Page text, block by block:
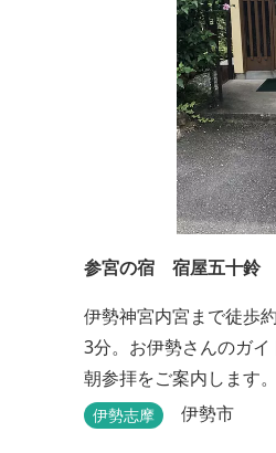
参宮の宿 宿屋五十鈴
伊勢神宮内宮まで徒歩
3分。お伊勢さんのガ
朝参拝をご案内します
ださい。
伊勢志摩 伊勢市